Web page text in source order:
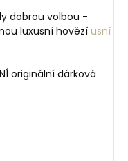
dobrou volbou -
luxusní hovězíusní
originální dárková